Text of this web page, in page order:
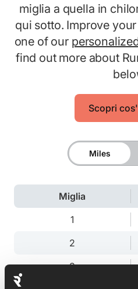
miglia a quella in
qui sotto. Improve
one of our
find out more about
Scopri
Miles
Miglia
1
2
3